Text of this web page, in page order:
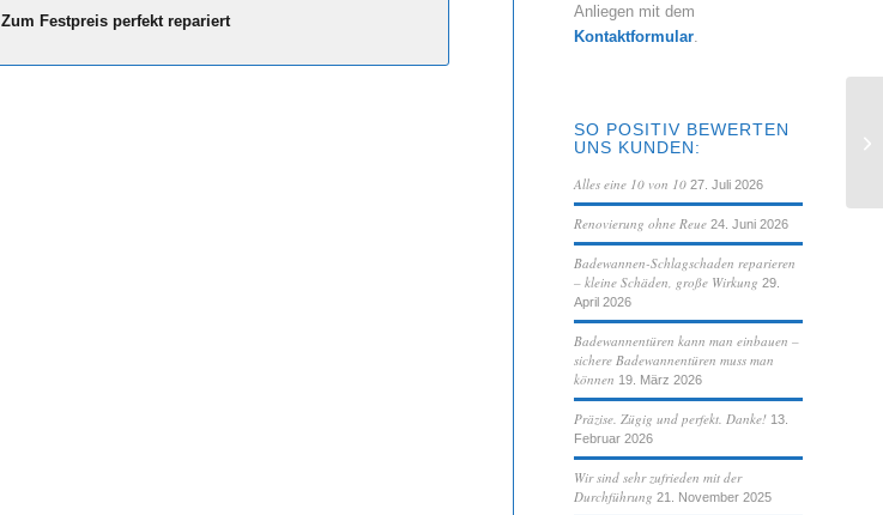
Zum Festpreis perfekt repariert
Anliegen mit dem
Kontaktformular
SO POSITIV BEWERTEN
UNS KUNDEN:
Alles eine 10 von 10 27. Juli 2026
Renovierung ohne Reue 24. Juni 2026
Badewannen-Schlagschaden reparieren
– kleine Schäden, große Wirkung 29.
April 2026
Badewannentüren kann man einbauen –
sichere Badewannentüren muss man
können 19. März 2026
Präzise. Zügig und perfekt. Danke! 13.
Februar 2026
Wir sind sehr zufrieden mit der
Durchführung 21. November 2025